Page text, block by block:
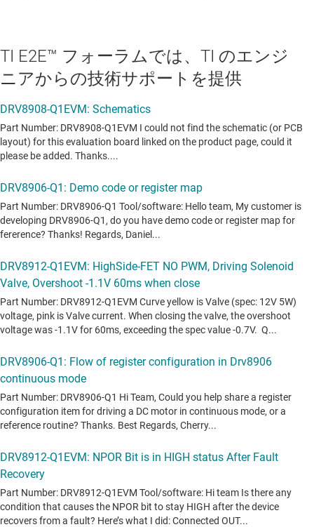
TI E2E™ フォーラムでは、TI のエンジ
ニアからの技術サポートを提供